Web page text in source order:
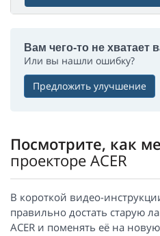
Вам чего-то не
Или вы нашли ошибку?
Предложить улучшение
Посмотрите, как
проекторе ACER
В короткой видео-
правильно достать старую
ACER и поменять её на